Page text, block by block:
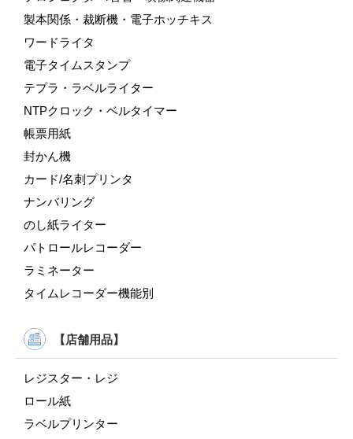
製本関係・裁断機・電子ホッチキス
ワードライタ
電子タイムスタンプ
テプラ・ラベルライター
NTPクロック・ベルタイマー
帳票用紙
封かん機
カード/名刺プリンタ
ナンバリング
のし紙ライター
パトロールレコーダー
ラミネーター
タイムレコーダー機能別
【店舗用品】
レジスター・レジ
ロール紙
ラベルプリンター